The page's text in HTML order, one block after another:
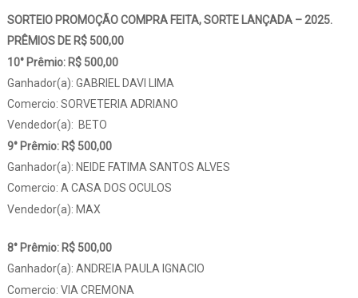
SORTEIO PROMOÇÃO COMPRA FEITA, SORTE LANÇADA – 2025.
PRÊMIOS DE R$ 500,00
10° Prêmio: R$ 500,00
Ganhador(a): GABRIEL DAVI LIMA
Comercio: SORVETERIA ADRIANO
Vendedor(a): BETO
9° Prêmio: R$ 500,00
Ganhador(a): NEIDE FATIMA SANTOS ALVES
Comercio: A CASA DOS OCULOS
Vendedor(a): MAX
8° Prêmio: R$ 500,00
Ganhador(a): ANDREIA PAULA IGNACIO
Comercio: VIA CREMONA